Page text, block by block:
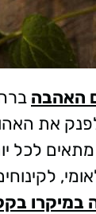
האהבה
את
במיקרו